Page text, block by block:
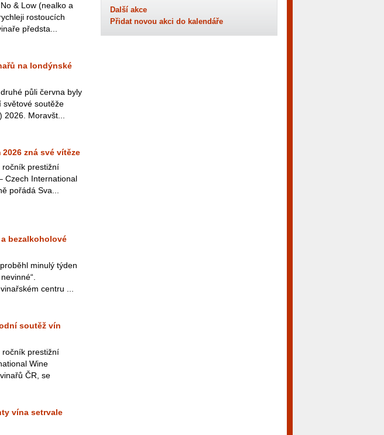
& Low (nealko a
rostoucích
předsta...
na londýnské
půli června byly
světové soutěže
Moravšt...
zná své vítěze
prestižní
Czech International
pořádá Sva...
bezalkoholové
minulý týden
centru ...
soutěž vín
prestižní
Wine
ČR, se
vína setrvale
Další akce
Přidat novou akci do kalendáře